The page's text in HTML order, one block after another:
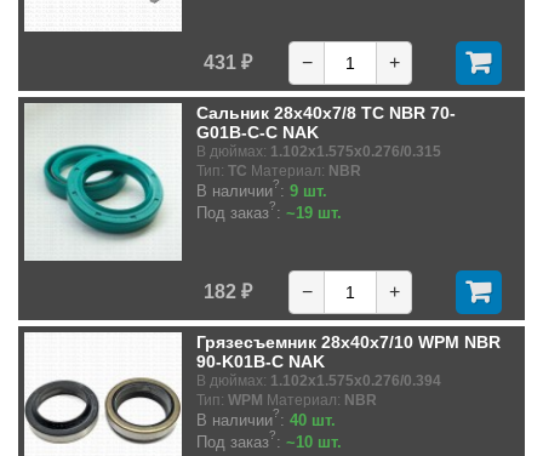
431 ₽ − +
Сальник 28x40x7/8 TC NBR 70-
G01B-C-C NAK
В дюймах: 1.102x1.575x0.276/0.315
Тип: TC Материал: NBR
В наличии?: 9 шт.
Под заказ?: ~19 шт.
182 ₽ − +
Грязесъемник 28x40x7/10 WPM NBR
90-K01B-C NAK
В дюймах: 1.102x1.575x0.276/0.394
Тип: WPM Материал: NBR
В наличии?: 40 шт.
Под заказ?: ~10 шт.